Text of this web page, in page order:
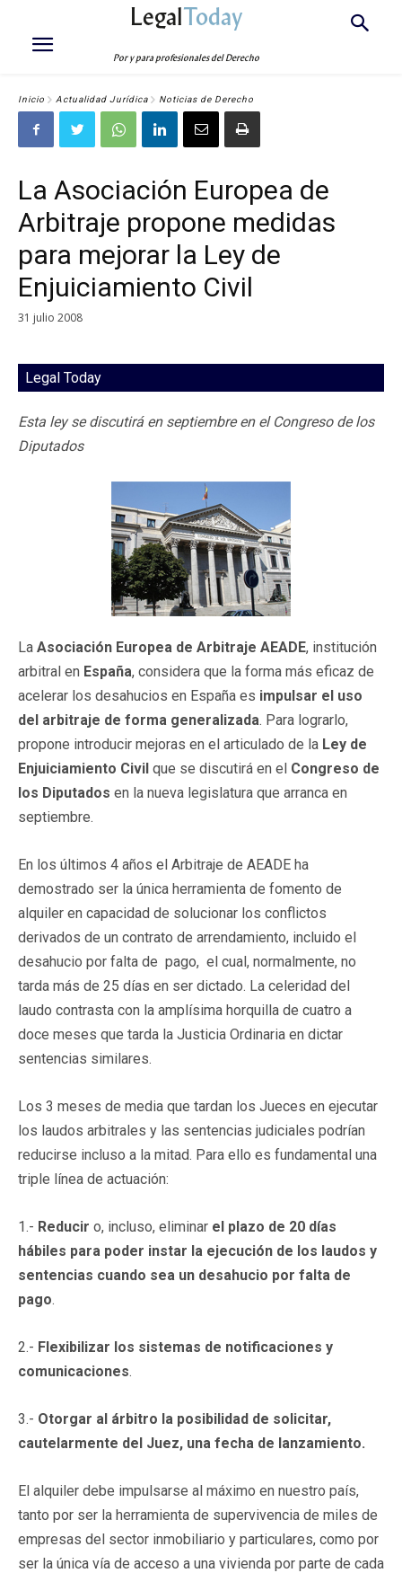
LegalToday
Por y para profesionales del Derecho
Inicio Actualidad Jurídica Noticias de Derecho
La Asociación Europea de
Arbitraje propone medidas
para mejorar la Ley de
Enjuiciamiento Civil
31 julio 2008
Legal Today
Esta ley se discutirá en septiembre en el Congreso de los
Diputados
La Asociación Europea de Arbitraje AEADE, institución
arbitral en España, considera que la forma más eficaz de
acelerar los desahucios en España es impulsar el uso
del arbitraje de forma generalizada. Para lograrlo,
propone introducir mejoras en el articulado de la Ley de
Enjuiciamiento Civil que se discutirá en el Congreso de
los Diputados en la nueva legislatura que arranca en
septiembre.
En los últimos 4 años el Arbitraje de AEADE ha
demostrado ser la única herramienta de fomento de
alquiler en capacidad de solucionar los conflictos
derivados de un contrato de arrendamiento, incluido el
desahucio por falta de pago, el cual, normalmente, no
tarda más de 25 días en ser dictado. La celeridad del
laudo contrasta con la amplísima horquilla de cuatro a
doce meses que tarda la Justicia Ordinaria en dictar
sentencias similares.
Los 3 meses de media que tardan los Jueces en ejecutar
los laudos arbitrales y las sentencias judiciales podrían
reducirse incluso a la mitad. Para ello es fundamental una
triple línea de actuación:
1.- Reducir o, incluso, eliminar el plazo de 20 días
hábiles para poder instar la ejecución de los laudos y
sentencias cuando sea un desahucio por falta de
pago.
2.- Flexibilizar los sistemas de notificaciones y
comunicaciones.
3.- Otorgar al árbitro la posibilidad de solicitar,
cautelarmente del Juez, una fecha de lanzamiento.
El alquiler debe impulsarse al máximo en nuestro país,
tanto por ser la herramienta de supervivencia de miles de
empresas del sector inmobiliario y particulares, como por
ser la única vía de acceso a una vivienda por parte de cada